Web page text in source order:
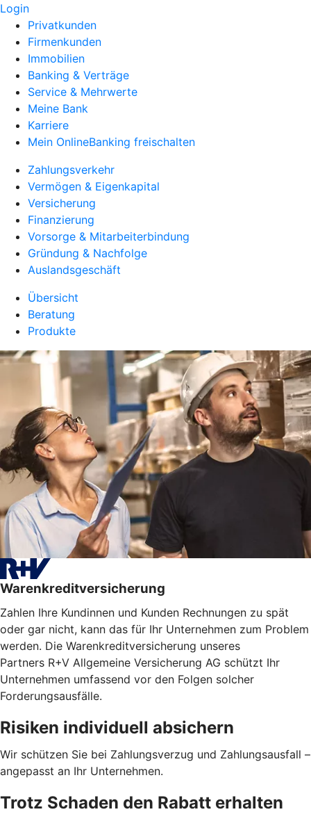
Login
Privatkunden
Firmenkunden
Immobilien
Banking & Verträge
Service & Mehrwerte
Meine Bank
Karriere
Mein OnlineBanking freischalten
Zahlungsverkehr
Vermögen & Eigenkapital
Versicherung
Finanzierung
Vorsorge & Mitarbeiterbindung
Gründung & Nachfolge
Auslandsgeschäft
Übersicht
Beratung
Produkte
Warenkreditversicherung
Zahlen Ihre Kundinnen und Kunden Rechnungen zu spät
oder gar nicht, kann das für Ihr Unternehmen zum Problem
werden. Die Warenkreditversicherung unseres
Partners R+V Allgemeine Versicherung AG schützt Ihr
Unternehmen umfassend vor den Folgen solcher
Forderungsausfälle.
Risiken individuell absichern
Wir schützen Sie bei Zahlungsverzug und Zahlungsausfall –
angepasst an Ihr Unternehmen.
Trotz Schaden den Rabatt erhalten